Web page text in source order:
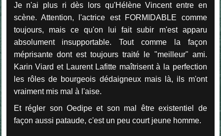
Je n'ai plus ri dès lors qu'Hélène Vincent entre en
scène. Attention, l'actrice est FORMIDABLE comme
toujours, mais ce qu'on lui fait subir m'est apparu
absolument insupportable. Tout comme la façon
méprisante dont est toujours traité le "meilleur" ami.
Karin Viard et Laurent Lafitte maîtrisent à la perfection
les rôles de bourgeois dédaigneux mais là, ils m'ont
vraiment mis mal à l'aise.
Et régler son Oedipe et son mal être existentiel de
façon aussi pataude, c'est un peu court jeune homme.